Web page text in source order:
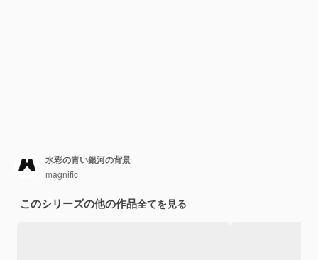
水彩の青い銀河の背景
magnific
このシリーズの他の作品全てを見る